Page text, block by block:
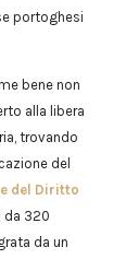
portoghesi
bene non
alla libera
trovando
del
del Diritto
da 320
da un